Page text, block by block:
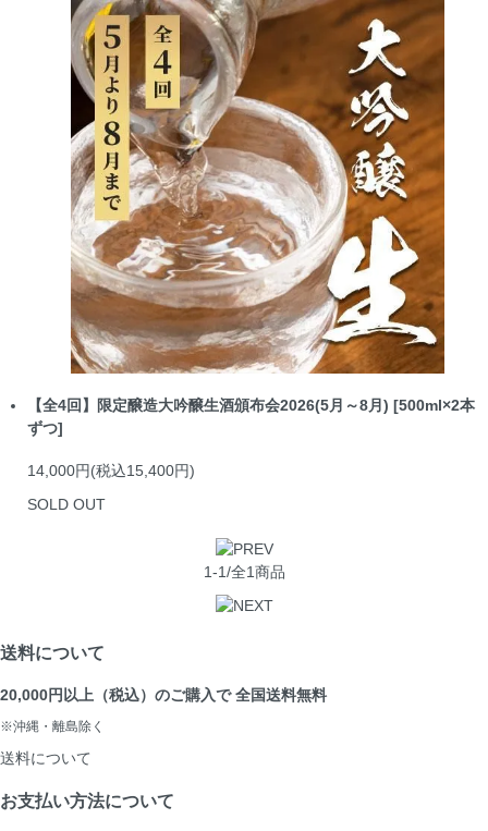
【全4回】限定醸造大吟醸生酒頒布会2026(5月～8月) [500ml×2本
ずつ]
14,000円(税込15,400円)
SOLD OUT
1-1/全1商品
送料について
20,000円以上（税込）のご購入で 全国送料無料
※沖縄・離島除く
送料について
お支払い方法について